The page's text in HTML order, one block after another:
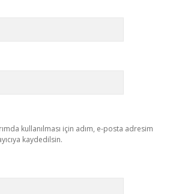
kullanılması için adım, e-posta adresim
kaydedilsin.